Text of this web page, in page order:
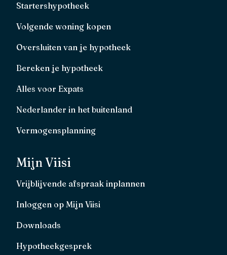
Startershypotheek
Volgende woning kopen
Oversluiten van je hypotheek
Bereken je hypotheek
Alles voor Expats
Nederlander in het buitenland
Vermogensplanning
Mijn Viisi
Vrijblijvende afspraak inplannen
Inloggen op Mijn Viisi
Downloads
Hypotheekgesprek